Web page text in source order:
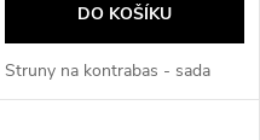
DO KOŠÍKU
Struny na kontrabas - sada